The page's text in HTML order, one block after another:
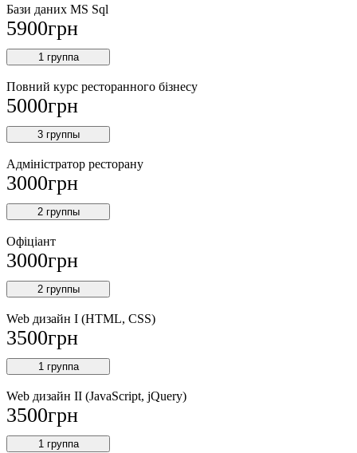
Бази даних MS Sql
5900грн
1 группа
Повний курс ресторанного бізнесу
5000грн
3 группы
Адміністратор ресторану
3000грн
2 группы
Офіціант
3000грн
2 группы
Web дизайн I (HTML, CSS)
3500грн
1 группа
Web дизайн II (JavaScript, jQuery)
3500грн
1 группа